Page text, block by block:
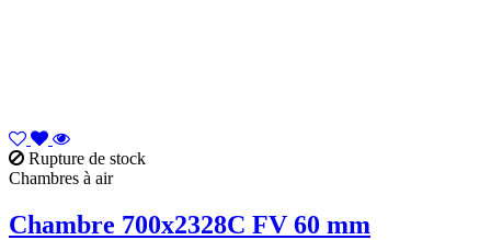
Rupture de stock
Chambres à air
Chambre 700x2328C FV 60 mm